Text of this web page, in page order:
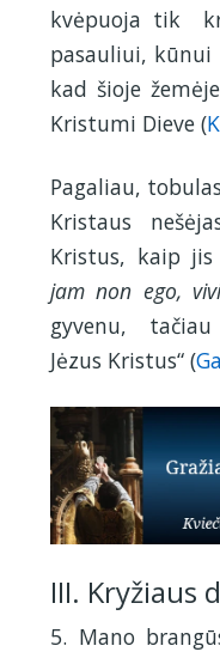
kvėpuoja tik
pasauliui,
kad šioje
Kristumi Dieve (
Pagaliau,
Kristaus
Kristus, kaip
jam non ego,
gyvenu, tačiau
Jėzus Kristus“ (
III. Kryžiaus
5. Mano